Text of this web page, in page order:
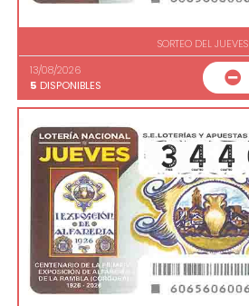
SORTEO DEL JUEVES
13/08/2026
5 DISPONIBLES